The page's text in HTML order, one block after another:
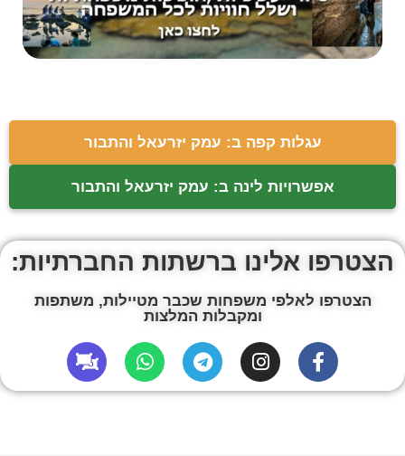
עגלות קפה ב: עמק יזרעאל והתבור
אפשרויות לינה ב: עמק יזרעאל והתבור
הצטרפו אלינו ברשתות החברתיות:
הצטרפו לאלפי משפחות שכבר מטיילות, משתפות
ומקבלות המלצות